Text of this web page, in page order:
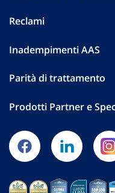
Reclami
Inadempimenti AAS
Parità di trattamento
Prodotti Partner e